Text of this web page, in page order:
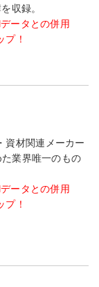
収録。
ータとの併用
プ！
資材関連メーカー
業界唯一のもの
ータとの併用
プ！